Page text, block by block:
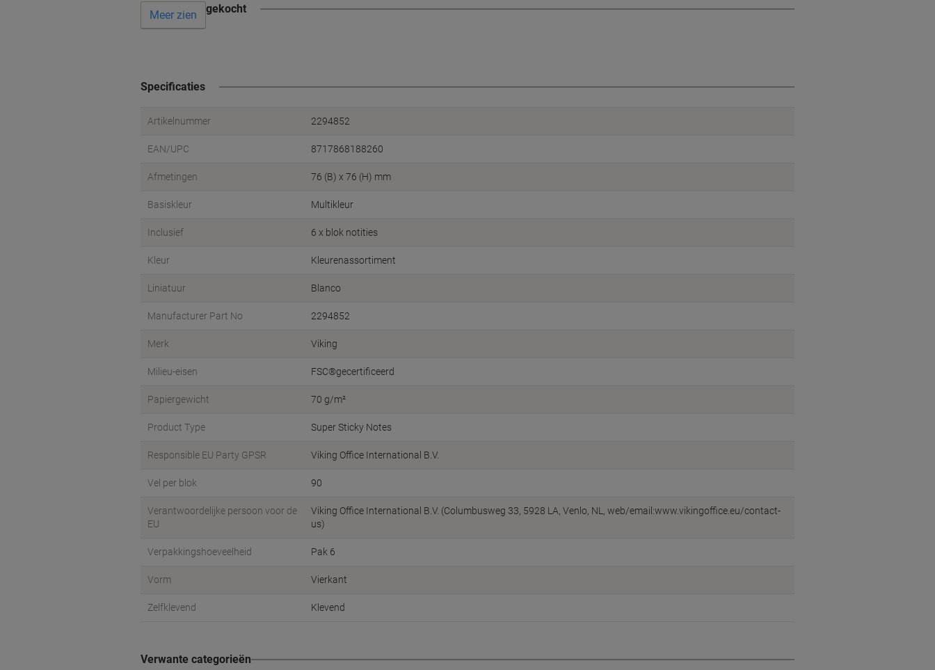
Vaak samen gekocht
Meer zien
Specificaties
Artikelnummer 2294852
EAN/UPC 8717868188260
Afmetingen 76 (B) x 76 (H) mm
Basiskleur Multikleur
Inclusief 6 x blok notities
Kleur Kleurenassortiment
Liniatuur Blanco
Manufacturer Part No 2294852
Merk Viking
Milieu-eisen FSC®gecertificeerd
Papiergewicht 70 g/m²
Product Type Super Sticky Notes
Responsible EU Party GPSR Viking Office International B.V.
Vel per blok 90
Verantwoordelijke persoon voor de
EU
Viking Office International B.V. (Columbusweg 33, 5928 LA, Venlo, NL, web/email:www.vikingoffice.eu/contact-
us)
Verpakkingshoeveelheid Pak 6
Vorm Vierkant
Zelfklevend Klevend
Verwante categorieën